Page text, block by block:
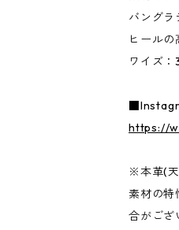
バングラ
ヒールの
ワイズ：
https://
※本革(
素材の特
合がござ